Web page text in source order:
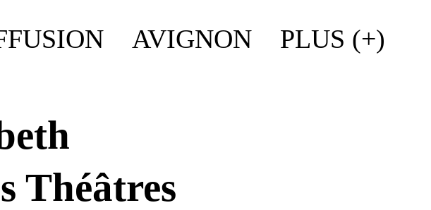
AVIGNON PLUS (+)
Théâtres